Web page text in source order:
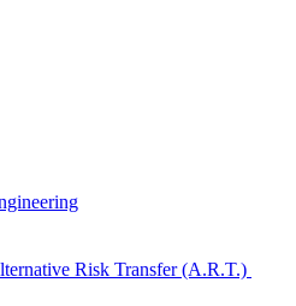
Risk Transfer (A.R.T.)